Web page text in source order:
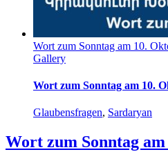
Wort zum Sonntag am 10.
Gallery
Wort zum Sonntag am 10.
Glaubensfragen, Sardaryan
Wort zum Sonntag